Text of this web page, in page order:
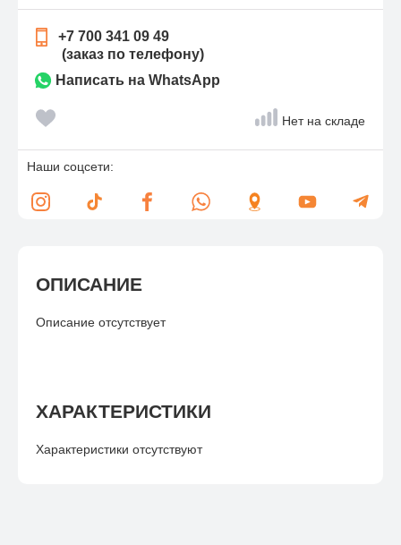
ОПИСАНИЕ
Описание отсутствует
ХАРАКТЕРИСТИКИ
Характеристики отсутствуют
+7 700 341 09 49
(заказ по телефону)
Написать на WhatsApp
Нет на складе
Наши соцсети: